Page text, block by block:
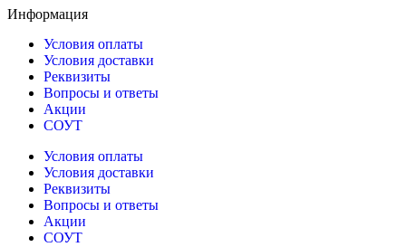
Информация
Условия оплаты
Условия доставки
Реквизиты
Вопросы и ответы
Акции
СОУТ
Условия оплаты
Условия доставки
Реквизиты
Вопросы и ответы
Акции
СОУТ